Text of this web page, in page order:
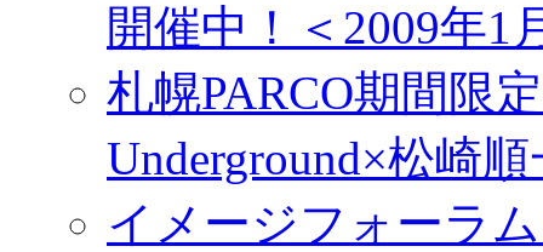
開催中！＜2009年1
札幌PARCO期間限
Underground×松崎
イメージフォーラ